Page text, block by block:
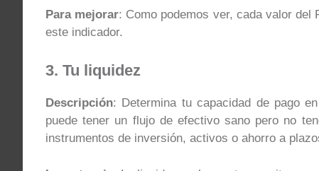
Para mejorar: Como podemos ver, cada valor
este indicador.
3. Tu liquidez
Descripción: Determina tu capacidad de pago
puede tener un flujo de efectivo sano pero no
instrumentos de inversión, activos o ahorro a